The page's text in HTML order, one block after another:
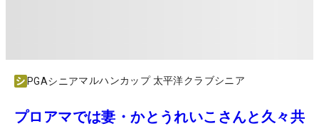
PGAシニアマルハンカップ 太平洋クラブシニア
プロアマでは妻・かとうれいこさんと久々共